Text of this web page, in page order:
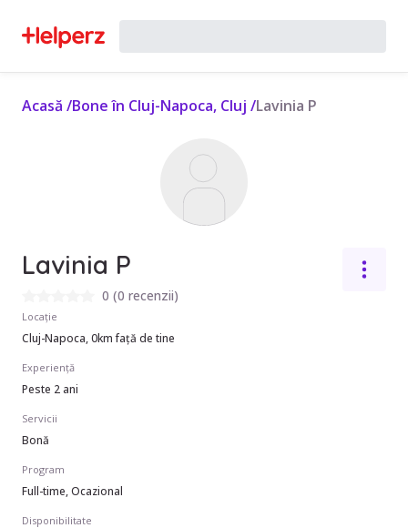
Acasă /Bone în Cluj-Napoca, Cluj /Lavinia P
Lavinia P
0 (0 recenzii)
Locație
Cluj-Napoca, 0km față de tine
Experiență
Peste 2 ani
Servicii
Bonă
Program
Full-time, Ocazional
Disponibilitate